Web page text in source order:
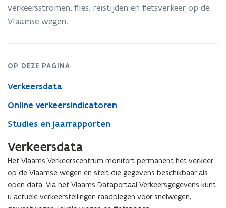
indicatoren
verkeersstromen, files, reistijden en fietsverkeer op de
Vlaamse wegen.
OP DEZE PAGINA
Verkeersdata
Online verkeersindicatoren
Studies en jaarrapporten
Verkeersdata
Het Vlaams Verkeerscentrum monitort permanent het verkeer
op de Vlaamse wegen en stelt die gegevens beschikbaar als
open data. Via het Vlaams Dataportaal Verkeersgegevens kunt
u actuele verkeerstellingen raadplegen voor snelwegen,